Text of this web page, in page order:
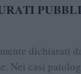
dichiarati
Nei casi